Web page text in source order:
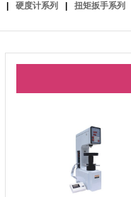
硬度计系列 扭矩扳手系列